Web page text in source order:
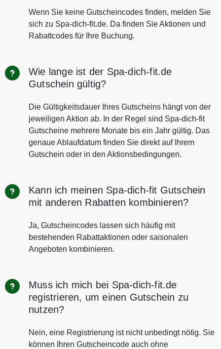
Wenn Sie keine Gutscheincodes finden, melden Sie
sich zu Spa-dich-fit.de. Da finden Sie Aktionen und
Rabattcodes für Ihre Buchung.
Wie lange ist der Spa-dich-fit.de
Gutschein gültig?
Die Gültigkeitsdauer Ihres Gutscheins hängt von der
jeweiligen Aktion ab. In der Regel sind Spa-dich-fit
Gutscheine mehrere Monate bis ein Jahr gültig. Das
genaue Ablaufdatum finden Sie direkt auf Ihrem
Gutschein oder in den Aktionsbedingungen.
Kann ich meinen Spa-dich-fit Gutschein
mit anderen Rabatten kombinieren?
Ja, Gutscheincodes lassen sich häufig mit
bestehenden Rabattaktionen oder saisonalen
Angeboten kombinieren.
Muss ich mich bei Spa-dich-fit.de
registrieren, um einen Gutschein zu
nutzen?
Nein, eine Registrierung ist nicht unbedingt nötig. Sie
können Ihren Gutscheincode auch ohne